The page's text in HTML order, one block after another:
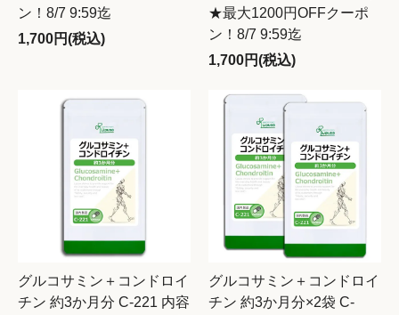
ン！8/7 9:59迄
1,700円(税込)
★最大1200円OFFクーポ
ン！8/7 9:59迄
1,700円(税込)
グルコサミン＋コンドロイ
チン 約3か月分 C-221 内容
グルコサミン＋コンドロイ
チン 約3か月分×2袋 C-